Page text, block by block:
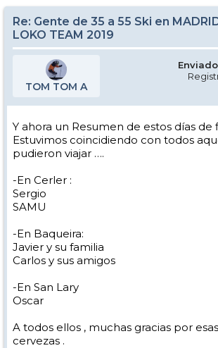
Re: Gente de 35 a 55 Ski en
LOKO TEAM 2019
TOM TOM A
Y ahora un Resumen de estos días de
Estuvimos coincidiendo con todos
pudieron viajar ….
-En Cerler :
Sergio
SAMU
-En Baqueira:
Javier y su familia
Carlos y sus amigos
-En San Lary
Oscar
A todos ellos , muchas gracias por
cervezas .